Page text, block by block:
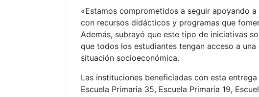
«Estamos comprometidos a seguir apoyando
con recursos didácticos y programas que
Además, subrayó que este tipo de iniciativas
que todos los estudiantes tengan acceso a
situación socioeconómica.
Las instituciones beneficiadas con esta
Escuela Primaria 35, Escuela Primaria 19,